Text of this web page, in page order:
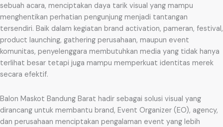
sebuah acara, menciptakan daya tarik visual yang mampu
menghentikan perhatian pengunjung menjadi tantangan
tersendiri. Baik dalam kegiatan brand activation, pameran, festival,
product launching, gathering perusahaan, maupun event
komunitas, penyelenggara membutuhkan media yang tidak hanya
terlihat besar tetapi juga mampu memperkuat identitas merek
secara efektif.
Balon Maskot Bandung Barat hadir sebagai solusi visual yang
dirancang untuk membantu brand, Event Organizer (EO), agency,
dan perusahaan menciptakan pengalaman event yang lebih